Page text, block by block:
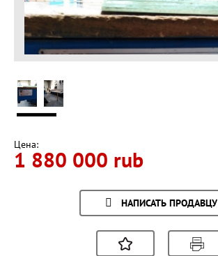
Цена:
1 880 000 rub
НАПИСАТЬ ПРОДАВЦУ